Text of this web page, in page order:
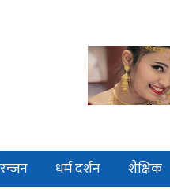
धर्म दर्शन शैक्षिक